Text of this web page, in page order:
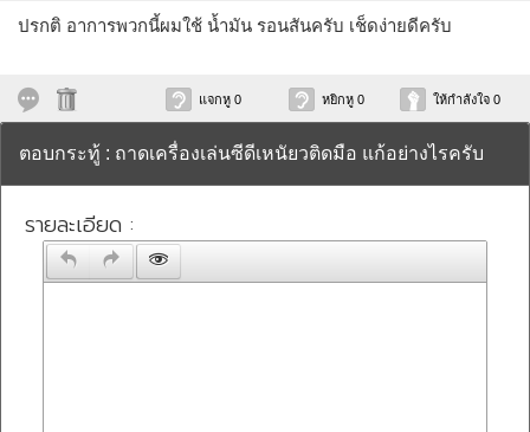
ปรกติ อาการพวกนี้ผมใช้ น้ำมัน รอนสันครับ เช็ดง่ายดีครับ
แจกหู 0 หยิกหู 0 ให้กำลังใจ 0
ตอบกระทู้ : ถาดเครื่องเล่นซีดีเหนัยวติดมือ แก้อย่างไรครับ
รายละเอียด :